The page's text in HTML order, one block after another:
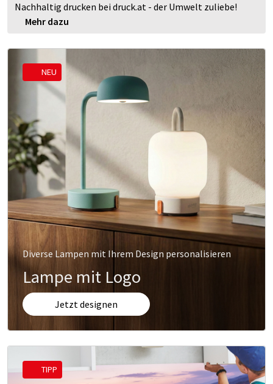
Nachhaltig drucken bei druck.at - der Umwelt zuliebe!
Mehr dazu
NEU
Diverse Lampen mit Ihrem Design personalisieren
Lampe mit Logo
Jetzt designen
TIPP